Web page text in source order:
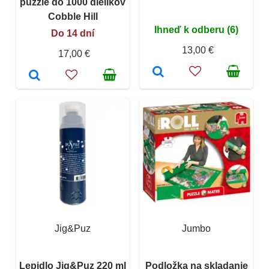
Cobble Hill
Do 14 dní
17,00 €
Ihneď k odberu (6)
13,00 €
Jig&Puz
Lepidlo Jig&Puz 220 ml
Jumbo
Podložka na skladanie